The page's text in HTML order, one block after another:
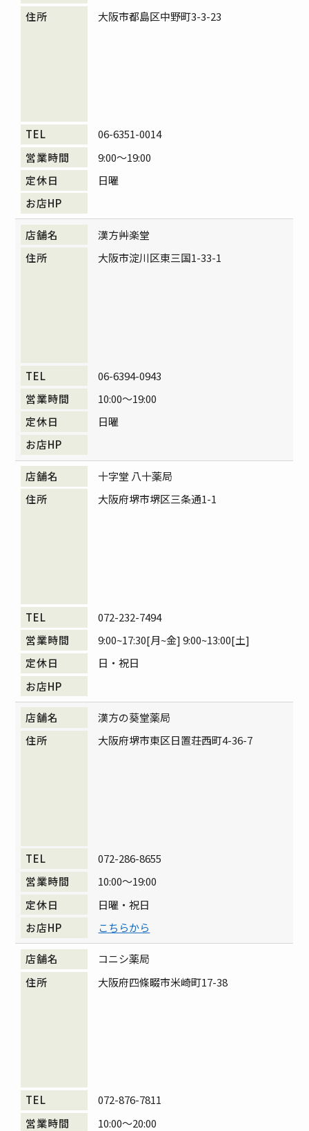
大阪市都島区中野町3-3-23
06-6351-0014
9:00～19:00
日曜
漢方艸楽堂
大阪市淀川区東三国1-33-1
06-6394-0943
10:00～19:00
日曜
十字堂 八十薬局
大阪府堺市堺区三条通1-1
072-232-7494
9:00~17:30[月~金] 9:00~13:00[土]
日・祝日
漢方の葵堂薬局
大阪府堺市東区日置荘西町4-36-7
072-286-8655
10:00～19:00
日曜・祝日
こちらから
コニシ薬局
大阪府四條畷市米崎町17-38
072-876-7811
10:00～20:00